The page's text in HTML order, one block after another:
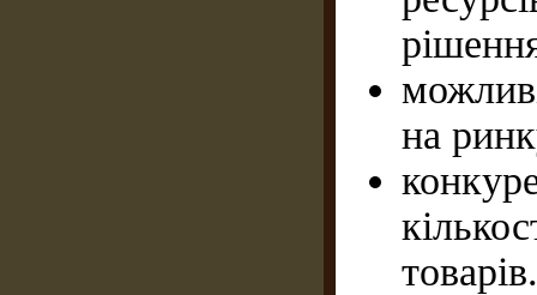
на
товарів.